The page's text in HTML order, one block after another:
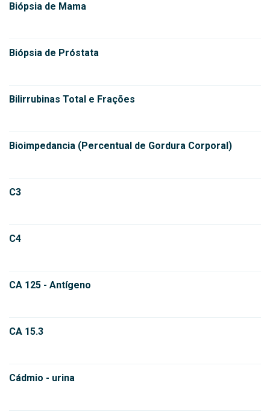
Biópsia de Mama
Biópsia de Próstata
Bilirrubinas Total e Frações
Bioimpedancia (Percentual de Gordura Corporal)
C3
C4
CA 125 - Antígeno
CA 15.3
Cádmio - urina